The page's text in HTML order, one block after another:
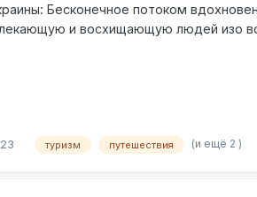
Бесконечное потоком
и восхищающую людей изо
гармонию и спокойствие,
туризм путешествия (и ещё 2 )